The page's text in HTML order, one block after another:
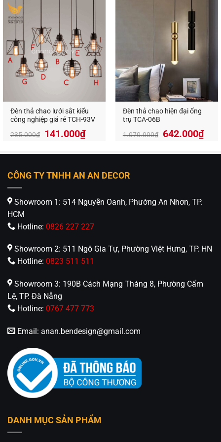
Tiết kiệm điện năng, thân thiện với môi trường.
Làm nổi bật phong cách sống hiện đại và tinh
tế.
Ứng dụng đa dạng
Phòng khách: Tạo không gian tiếp khách sang
trọng.
Bàn ăn : Mang lại cảm giác ấm cúng, gắn kết gia
Quán cà phê, nhà hàng: Thu hút ánh nhìn, nâng
Đèn thả chao lưới sắt kiểu
công nghiệp giá rẻ TCH-93V
235.000₫ 141.000₫
Đèn thả chao hiện đại ống
trụ TCA-06B
1.070.000₫ 642.000₫
CÔNG TY TNHH AN AN DECOR
Showroom 1: 514 Nguyễn Oanh, Phường An Nhơn, TP.
HCM
Hotline: 0826 227 227
Showroom 2: 511 Ngô Gia Tự, Phường Việt Hưng, TP. HN
Hotline: 0823 511 511
Showroom 3: 190B Cách Mạng Tháng 8, Phường Cẩm
Lệ, TP. Đà Nẵng
Hotline: 0767 477 773
Email: anan.bendesign@gmail.com
DANH MỤC SẢN PHẨM